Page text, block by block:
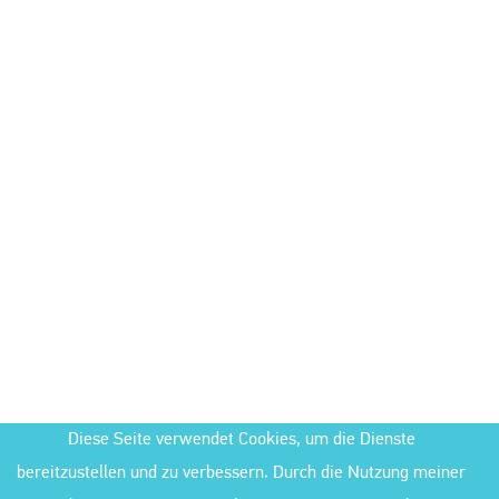
Diese Seite verwendet Cookies, um die Dienste
bereitzustellen und zu verbessern. Durch die Nutzung meiner